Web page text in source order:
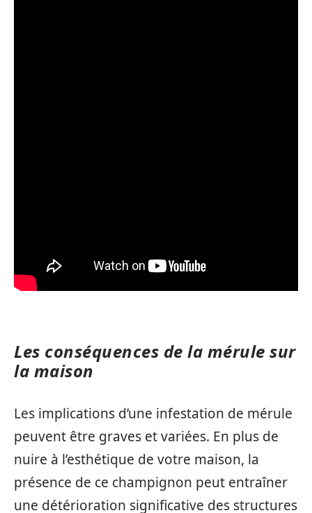
Les conséquences de la mérule sur
la maison
Les implications d’une infestation de mérule
peuvent être graves et variées. En plus de
nuire à l’esthétique de votre maison, la
présence de ce champignon peut entraîner
une détérioration significative des structures